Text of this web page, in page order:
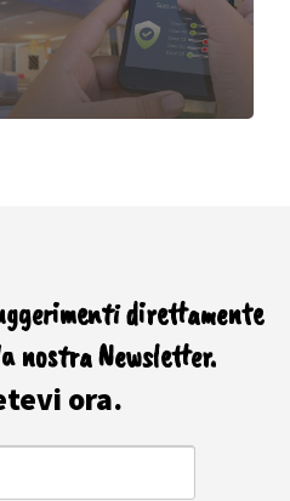
direttamente
nostra Newsletter.
ora.